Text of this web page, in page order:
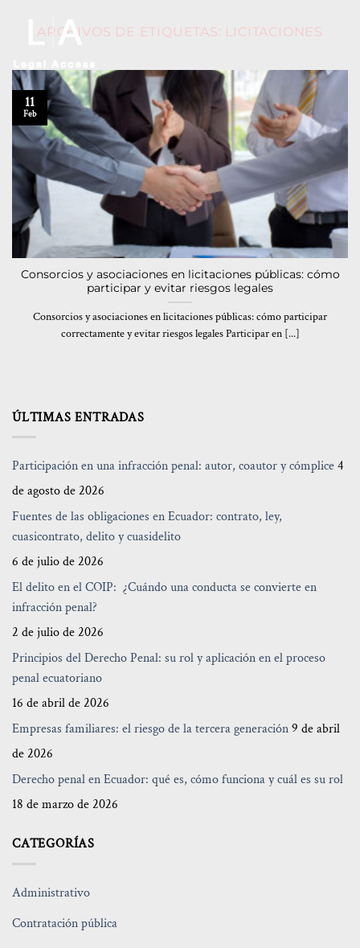
ARCHIVOS DE ETIQUETAS: LICITACIONES
ÚLTIMAS ENTRADAS
Participación en una infracción penal: autor, coautor y cómplice4
de agosto de 2026
Fuentes de las obligaciones en Ecuador: contrato, ley,
cuasicontrato, delito y cuasidelito
6 de julio de 2026
El delito en el COIP: ¿Cuándo una conducta se convierte en
infracción penal?
2 de julio de 2026
Principios del Derecho Penal: su rol y aplicación en el proceso
penal ecuatoriano
16 de abril de 2026
Empresas familiares: el riesgo de la tercera generación9 de abril
de 2026
Derecho penal en Ecuador: qué es, cómo funciona y cuál es su rol
18 de marzo de 2026
CATEGORÍAS
Administrativo
Contratación pública
Consorcios y asociaciones en licitaciones públicas: cómo
participar y evitar riesgos legales
Consorcios y asociaciones en licitaciones públicas: cómo participar
correctamente y evitar riesgos legales Participar en [...]
11
Feb